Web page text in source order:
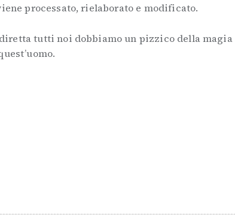
processato, rielaborato e modificato.
tutti noi dobbiamo un pizzico della magia